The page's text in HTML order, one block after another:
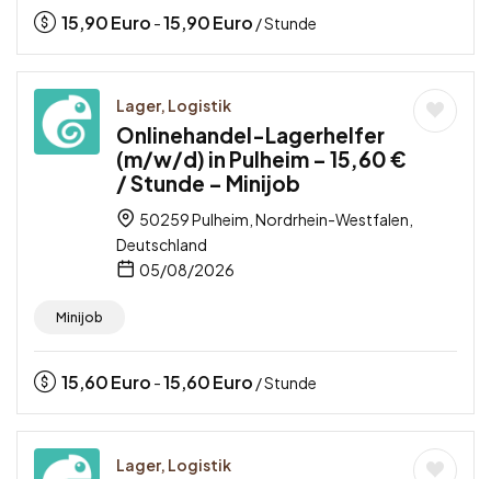
15,90Euro -15,90Euro / Stunde
Lager, Logistik
Onlinehandel-Lagerhelfer
(m/w/d) in Pulheim – 15,60 €
/ Stunde – Minijob
50259 Pulheim, Nordrhein-Westfalen,
Deutschland
05/08/2026
Minijob
15,60Euro -15,60Euro / Stunde
Lager, Logistik